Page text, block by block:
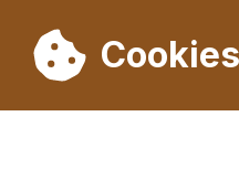
nicht. Bitte
Cookies